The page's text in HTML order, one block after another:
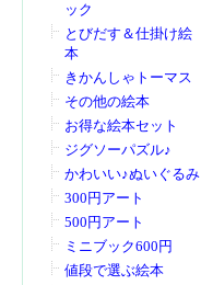
ック
とびだす＆仕掛け絵
本
きかんしゃトーマス
その他の絵本
お得な絵本セット
ジグソーパズル♪
かわいい♪ぬいぐるみ
300円アート
500円アート
ミニブック600円
値段で選ぶ絵本